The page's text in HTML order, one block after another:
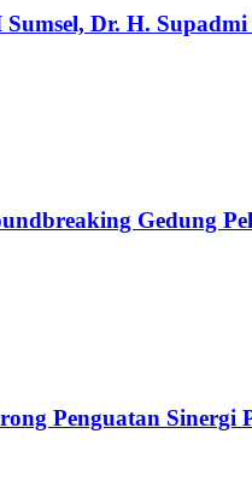
Dr. H.
Gedung
Penguatan